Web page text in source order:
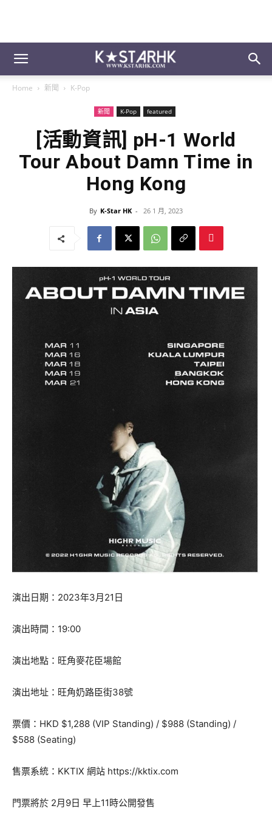
Home 新聞 K-Pop
新聞 K-Pop featured
[活動資訊] pH-1 World
Tour About Damn Time in
Hong Kong
By K-Star HK - 26 1 月, 2023
演出日期：2023年3月21日
演出時間：19:00
演出地點：旺角麥花臣場館
演出地址：旺角奶路臣街38號
票價：HKD $1,288 (VIP Standing) / $988 (Standing) /
$588 (Seating)
售票系統：KKTIX 網站 https://kktix.com
門票將於 2月9日 早上11時公開發售